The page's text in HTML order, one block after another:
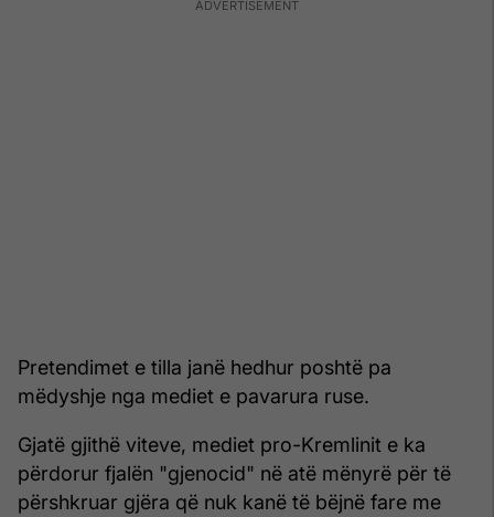
Pretendimet e tilla janë hedhur poshtë pa
mëdyshje nga mediet e pavarura ruse.
Gjatë gjithë viteve, mediet pro-Kremlinit e ka
përdorur fjalën "gjenocid" në atë mënyrë për të
përshkruar gjëra që nuk kanë të bëjnë fare me